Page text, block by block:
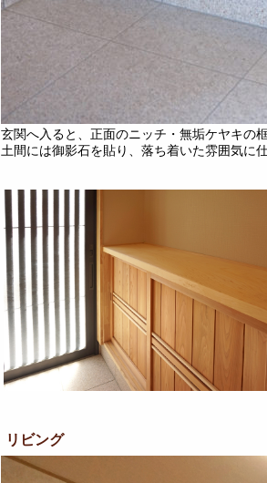
玄関へ入ると、正面のニッチ・無垢ケヤキの
土間には御影石を貼り、落ち着いた雰囲気に
リビング